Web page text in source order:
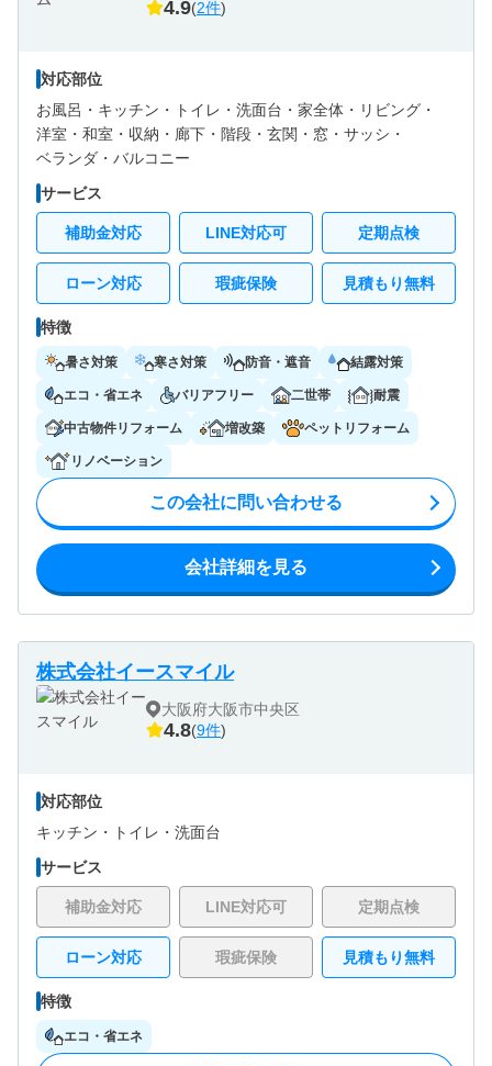
4.9(2件)
対応部位
お風呂・ キッチン・ トイレ・ 洗面台・ 家全体・ リビング・
洋室・ 和室・ 収納・ 廊下・ 階段・ 玄関・ 窓・サッシ・
ベランダ・バルコニー
サービス
補助金対応 LINE対応可 定期点検
ローン対応 瑕疵保険 見積もり無料
特徴
暑さ対策 寒さ対策 防音・遮音 結露対策
エコ・省エネ バリアフリー 二世帯 耐震
中古物件リフォーム 増改築 ペットリフォーム
リノベーション
この会社に問い合わせる
会社詳細を見る
株式会社イースマイル
大阪府大阪市中央区
4.8(9件)
対応部位
キッチン・
トイレ・ 洗面台
サービス
補助金対応 LINE対応可 定期点検
ローン対応 瑕疵保険 見積もり無料
特徴
エコ・省エネ